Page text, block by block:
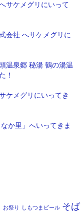
サケメグリにいって
会社 へサケメグリに
温泉郷 秘湯 鶴の湯温
！
ケメグリにいってき
か里」へいってきま
お祭り しもつまビール そば